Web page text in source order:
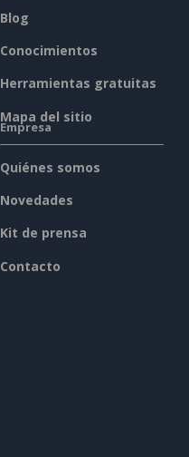
Blog
Conocimientos
Herramientas gratuitas
Mapa del sitio
Empresa
Quiénes somos
Novedades
Kit de prensa
Contacto